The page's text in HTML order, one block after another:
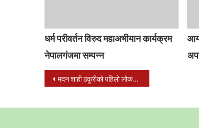
धर्म परीवर्तन विरुद महाअभीयान कार्यक्रम
नेपालगंजमा सम्पन्न
Post
मदन शाही ठकुरीको पहिलो लोकदोहोरी गित “फुल्दा फुल्दै” बजारमा